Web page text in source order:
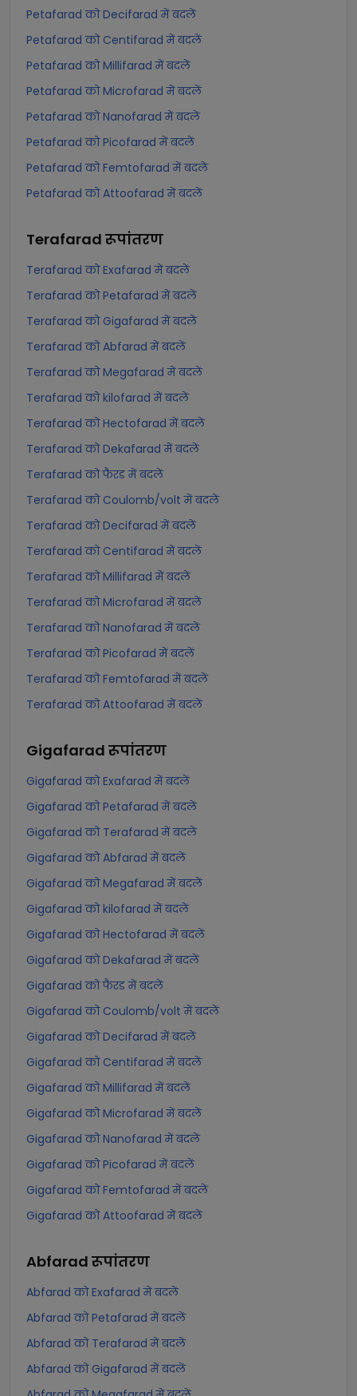
Petafarad को Decifarad में बदलें
Petafarad को Centifarad में बदलें
Petafarad को Millifarad में बदलें
Petafarad को Microfarad में बदलें
Petafarad को Nanofarad में बदलें
Petafarad को Picofarad में बदलें
Petafarad को Femtofarad में बदलें
Petafarad को Attoofarad में बदलें
Terafarad रूपांतरण
Terafarad को Exafarad में बदलें
Terafarad को Petafarad में बदलें
Terafarad को Gigafarad में बदलें
Terafarad को Abfarad में बदलें
Terafarad को Megafarad में बदलें
Terafarad को kilofarad में बदलें
Terafarad को Hectofarad में बदलें
Terafarad को Dekafarad में बदलें
Terafarad को फैरड में बदलें
Terafarad को Coulomb/volt में बदलें
Terafarad को Decifarad में बदलें
Terafarad को Centifarad में बदलें
Terafarad को Millifarad में बदलें
Terafarad को Microfarad में बदलें
Terafarad को Nanofarad में बदलें
Terafarad को Picofarad में बदलें
Terafarad को Femtofarad में बदलें
Terafarad को Attoofarad में बदलें
Gigafarad रूपांतरण
Gigafarad को Exafarad में बदलें
Gigafarad को Petafarad में बदलें
Gigafarad को Terafarad में बदलें
Gigafarad को Abfarad में बदलें
Gigafarad को Megafarad में बदलें
Gigafarad को kilofarad में बदलें
Gigafarad को Hectofarad में बदलें
Gigafarad को Dekafarad में बदलें
Gigafarad को फैरड में बदलें
Gigafarad को Coulomb/volt में बदलें
Gigafarad को Decifarad में बदलें
Gigafarad को Centifarad में बदलें
Gigafarad को Millifarad में बदलें
Gigafarad को Microfarad में बदलें
Gigafarad को Nanofarad में बदलें
Gigafarad को Picofarad में बदलें
Gigafarad को Femtofarad में बदलें
Gigafarad को Attoofarad में बदलें
Abfarad रूपांतरण
Abfarad को Exafarad में बदलें
Abfarad को Petafarad में बदलें
Abfarad को Terafarad में बदलें
Abfarad को Gigafarad में बदलें